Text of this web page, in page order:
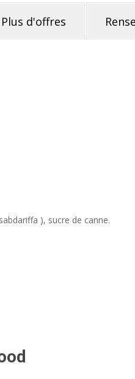
Plus d'offres
), sucre de canne.